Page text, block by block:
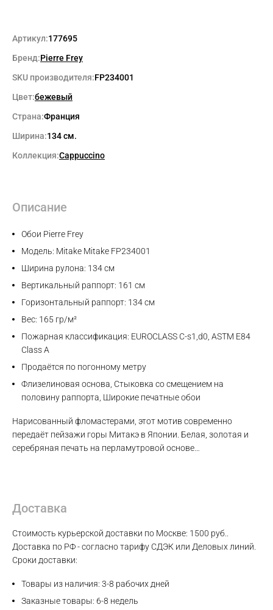
Артикул:177695
Бренд:Pierre Frey
SKU производителя:FP234001
Цвет:бежевый
Страна:Франция
Ширина:134 см.
Коллекция:Cappuccino
Описание
Обои Pierre Frey
Модель: Mitake Mitake FP234001
Ширина рулона: 134 см
Вертикальный раппорт: 161 см
Горизонтальный раппорт: 134 см
Вес: 165 гр/м²
Пожарная классификация: EUROCLASS C-s1,d0, ASTM E84
Class A
Продаётся по погонному метру
Флизелиновая основа, Стыковка со смещением на
половину раппорта, Широкие печатные обои
Нарисованный фломастерами, этот мотив современно
передаёт пейзажи горы Митакэ в Японии. Белая, золотая и
серебряная печать на перламутровой основе…
Доставка
Стоимость курьерской доставки по Москве: 1500 руб..
Доставка по РФ - согласно тарифу СДЭК или Деловых линий.
Сроки доставки:
Товары из наличия: 3-8 рабочих дней
Заказные товары: 6-8 недель